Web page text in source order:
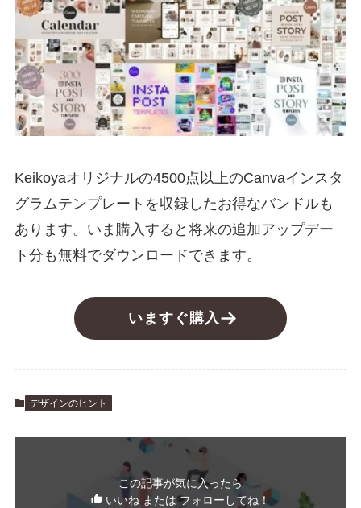
Keikoyaオリジナルの4500点以上のCanvaインスタ
グラムテンプレートを収録したお得なバンドルも
あります。いま購入すると将来の追加アップデー
ト分も無料でダウンロードできます。
いますぐ購入
デザインのヒント
この記事が気に入ったら
いいね または フォローしてね！